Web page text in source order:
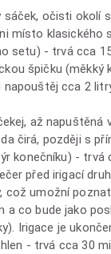
očisti okolí
místo klasického
setu) - trvá cca
špičku (měkký
napouštěj cca 2
až napuštěná
čirá, později s
konečníku) - trvá
před irigací
což umožní
a co bude jako
Irigace je
- trvá cca 30